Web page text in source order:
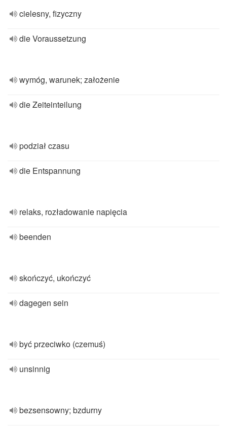
cielesny, fizyczny
die Voraussetzung
wymóg, warunek; założenie
die Zeiteinteilung
podział czasu
die Entspannung
relaks, rozładowanie napięcia
beenden
skończyć, ukończyć
dagegen sein
być przeciwko (czemuś)
unsinnig
bezsensowny; bzdurny